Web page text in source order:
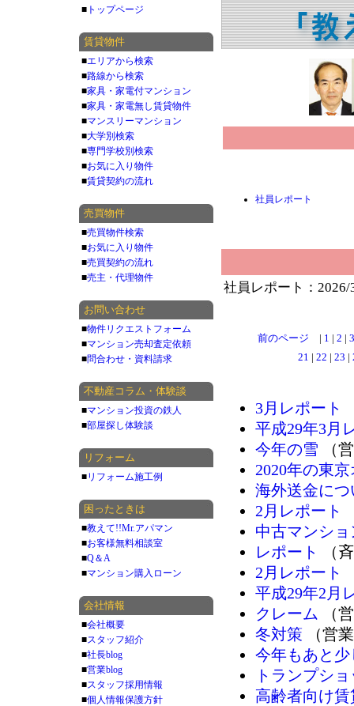
社員レポート
社員レポート：2026/
前のページ | 1 | 2 | 3
21 | 22 | 23 |
3月レポート
平成29年3月
今年の雪 （
2020年の東
海外送金につ
2月レポート
中古マンショ
レポート
（
2月レポート
平成29年2月
クレーム （
冬対策 （営
今年もあと少
トランプシ
高齢者向け
■ トップページ
賃貸物件
■エリアから検索
■路線から検索
■家具・家電付マンション
■家具・家電無し賃貸物件
■マンスリーマンション
■大学別検索
■専門学校別検索
■お気に入り物件
■賃貸契約の流れ
売買物件
■売買物件検索
■お気に入り物件
■売買契約の流れ
■売主・代理物件
お問い合わせ
■物件リクエストフォーム
■マンション売却査定依頼
■問合わせ・資料請求
不動産コラム・体験談
■マンション投資の鉄人
■部屋探し体験談
リフォーム
■リフォーム施工例
困ったときは
■教えて!!Mr.アパマン
■お客様無料相談室
■Q＆A
■マンション購入ローン
会社情報
■会社概要
■スタッフ紹介
■社長blog
■営業blog
■スタッフ採用情報
■個人情報保護方針